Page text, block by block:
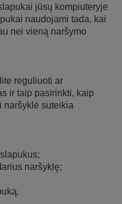
jūsų kompiuteryje
naudojami tada, kai
nei vieną naršymo
reguliuoti ar
ir taip pasirinkti, kaip
naršyklė suteikia
naršyklę;